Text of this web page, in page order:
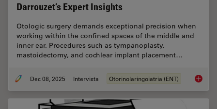
Darrouzet’s Expert Insights
Otologic surgery demands exceptional precision when
working within the confined spaces of the middle and
inner ear. Procedures such as tympanoplasty,
mastoidectomy, and cochlear implant placement…
Dec 08, 2025 Intervista Otorinolaringoiatria (ENT)